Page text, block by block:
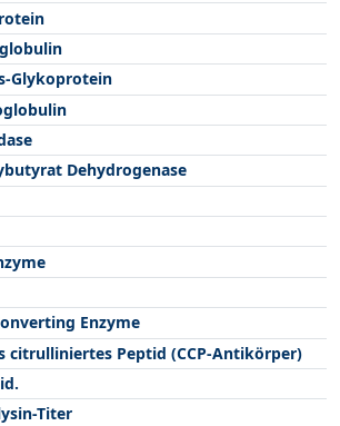
Glykoprotein
Dehydrogenase
Enzyme
citrulliniertes Peptid (CCP-Antikörper)
Titer